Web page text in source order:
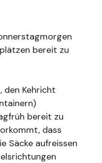
bereit zu
den Kehricht
bereit zu
dass
Säcke aufreissen